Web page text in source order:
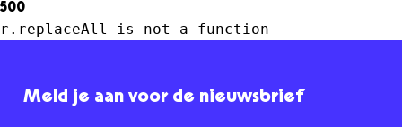
500
r.replaceAll is not a function
Meld je aan voor de nieuwsbrief